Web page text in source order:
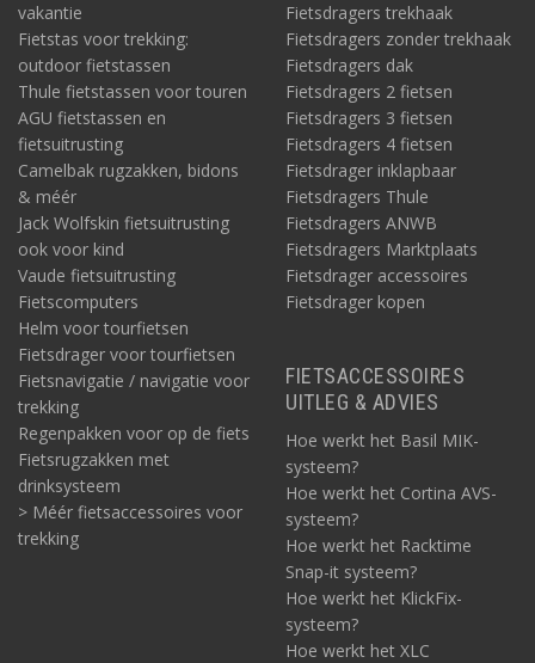
vakantie
Fietstas voor trekking:
outdoor fietstassen
Thule fietstassen voor touren
AGU fietstassen en
fietsuitrusting
Camelbak rugzakken, bidons
& méér
Jack Wolfskin fietsuitrusting
ook voor kind
Vaude fietsuitrusting
Fietscomputers
Helm voor tourfietsen
Fietsdrager voor tourfietsen
Fietsnavigatie / navigatie voor
trekking
Regenpakken voor op de fiets
Fietsrugzakken met
drinksysteem
> Méér fietsaccessoires voor
trekking
Fietsdragers trekhaak
Fietsdragers zonder trekhaak
Fietsdragers dak
Fietsdragers 2 fietsen
Fietsdragers 3 fietsen
Fietsdragers 4 fietsen
Fietsdrager inklapbaar
Fietsdragers Thule
Fietsdragers ANWB
Fietsdragers Marktplaats
Fietsdrager accessoires
Fietsdrager kopen
FIETSACCESSOIRES
UITLEG & ADVIES
Hoe werkt het Basil MIK-
systeem?
Hoe werkt het Cortina AVS-
systeem?
Hoe werkt het Racktime
Snap-it systeem?
Hoe werkt het KlickFix-
systeem?
Hoe werkt het XLC